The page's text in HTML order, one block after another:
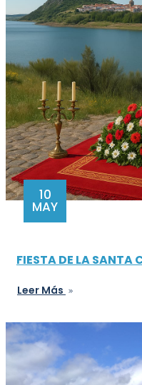
10
MAY
FIESTA DE LA SANTA
Leer Más